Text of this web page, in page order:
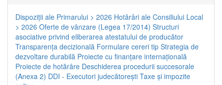
Dispoziţii ale Primarului > 2026 Hotărâri ale Consiliului Local
> 2026 Oferte de vânzare (Legea 17/2014) Structuri
asociative privind eliberarea atestatului de producător
Transparenţa decizională Formulare cereri tip Strategia de
dezvoltare durabilă Proiecte cu finanţare internaţională
Proiecte de hotărâre Deschiderea procedurii succesorale
(Anexa 2) DDI - Executori judecătorești Taxe şi impozite